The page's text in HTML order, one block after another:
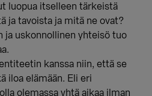
luopua itselleen tärkeistä
ja tavoista ja mitä ne ovat?
ja uskonnollinen yhteisö tuo
kanssa niin, että se
iloa elämään. Eli eri
olemassa yhtä aikaa ilman